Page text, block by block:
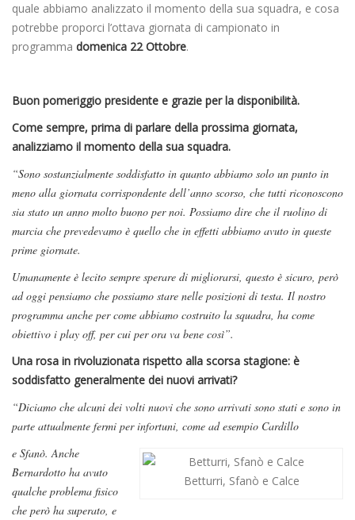
quale abbiamo analizzato il momento della sua squadra, e cosa
potrebbe proporci l’ottava giornata di campionato in
programma domenica 22 Ottobre.
Buon pomeriggio presidente e grazie per la disponibilità.
Come sempre, prima di parlare della prossima giornata,
analizziamo il momento della sua squadra.
“Sono sostanzialmente soddisfatto in quanto abbiamo solo un punto in
meno alla giornata corrispondente dell’anno scorso, che tutti riconoscono
sia stato un anno molto buono per noi. Possiamo dire che il ruolino di
marcia che prevedevamo è quello che in effetti abbiamo avuto in queste
prime giornate.
Umanamente è lecito sempre sperare di migliorarsi, questo è sicuro, però
ad oggi pensiamo che possiamo stare nelle posizioni di testa. Il nostro
programma anche per come abbiamo costruito la squadra, ha come
obiettivo i play off, per cui per ora va bene così”.
Una rosa in rivoluzionata rispetto alla scorsa stagione: è
soddisfatto generalmente dei nuovi arrivati?
“Diciamo che alcuni dei volti nuovi che sono arrivati sono stati e sono in
parte attualmente fermi per infortuni, come ad esempio Cardillo
Betturri, Sfanò e Calce
e Sfanò. Anche
Bernardotto ha avuto
qualche problema fisico
che però ha superato, e